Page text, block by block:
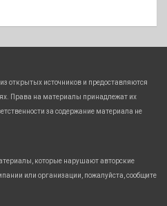
открытых источников и предоставляются
Права на материалы принадлежат их
за содержание материала не
которые нарушают авторские
или организации, пожалуйста, сообщите